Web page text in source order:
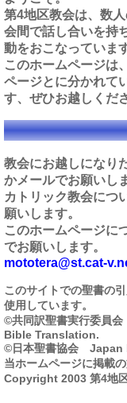
第4地区教会は、数
会間で話し合いを持
動をおこなっていま
このホームページは
ページとに分かれて
す、ぜひお越しくだ
教会にお越しになり
かメールでお願いし
カトリック教会につ
願いします。
このホームページに
でお願いします。
mototera@st.cat-
このサイトでの聖書の
使用しています。
©共同訳聖書実行委員
Bible Translation.
©日本聖書協会 Japan
当ホームページに掲載
Copyright 2003 第4地